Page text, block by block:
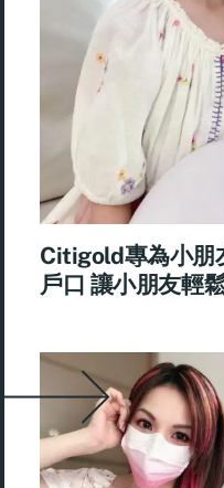
Citigold專為小朋
戶口 讓小朋友輕